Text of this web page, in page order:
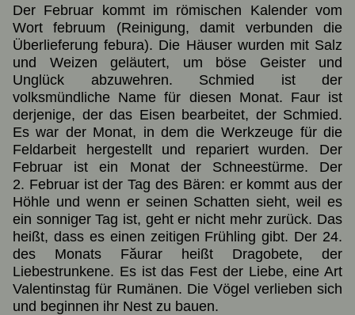
Der Februar kommt im römischen Kalender vom
Wort februum (Reinigung, damit verbunden die
Überlieferung febura). Die Häuser wurden mit Salz
und Weizen geläutert, um böse Geister und
Unglück abzuwehren. Schmied ist der
volksmündliche Name für diesen Monat. Faur ist
derjenige, der das Eisen bearbeitet, der Schmied.
Es war der Monat, in dem die Werkzeuge für die
Feldarbeit hergestellt und repariert wurden. Der
Februar ist ein Monat der Schneestürme. Der
2. Februar ist der Tag des Bären: er kommt aus der
Höhle und wenn er seinen Schatten sieht, weil es
ein sonniger Tag ist, geht er nicht mehr zurück. Das
heißt, dass es einen zeitigen Frühling gibt. Der 24.
des Monats Făurar heißt Dragobete, der
Liebestrunkene. Es ist das Fest der Liebe, eine Art
Valentinstag für Rumänen. Die Vögel verlieben sich
und beginnen ihr Nest zu bauen.